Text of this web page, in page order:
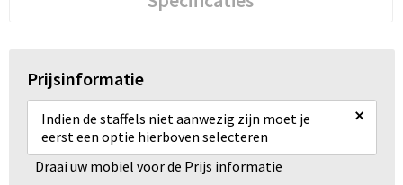
Prijsinformatie
Indien de staffels niet aanwezig zijn moet je
eerst een optie hierboven selecteren
×
Draai uw mobiel voor de Prijs informatie